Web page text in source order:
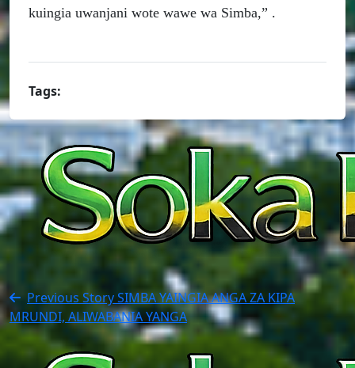
kuingia uwanjani wote wawe wa Simba,” .
Tags:
Previous StorySIMBA YAINGIA ANGA ZA KIPA
MRUNDI, ALIWABANIA YANGA